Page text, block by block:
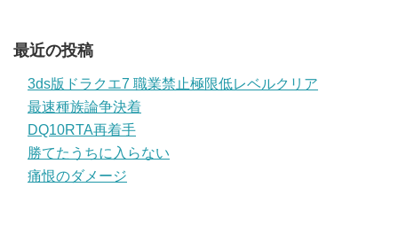
最近の投稿
3ds版ドラクエ7 職業禁止極限低レベルクリア
最速種族論争決着
DQ10RTA再着手
勝てたうちに入らない
痛恨のダメージ